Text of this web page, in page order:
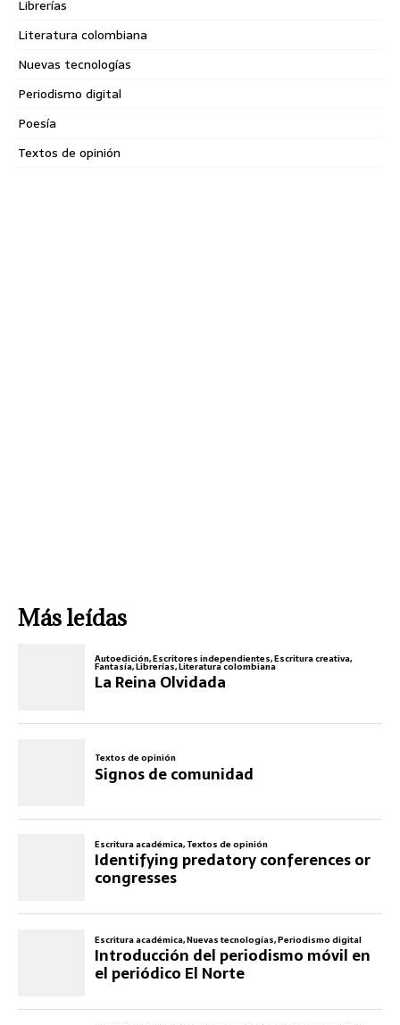
Librerías
Literatura colombiana
Nuevas tecnologías
Periodismo digital
Poesía
Textos de opinión
Más leídas